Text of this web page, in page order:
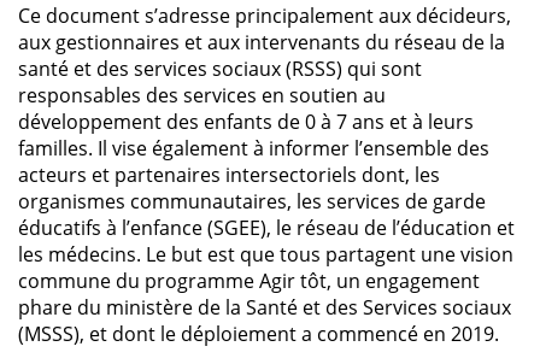
Ce document s’adresse principalement aux décideurs,
aux gestionnaires et aux intervenants du réseau de la
santé et des services sociaux (RSSS) qui sont
responsables des services en soutien au
développement des enfants de 0 à 7 ans et à leurs
familles. Il vise également à informer l’ensemble des
acteurs et partenaires intersectoriels dont, les
organismes communautaires, les services de garde
éducatifs à l’enfance (SGEE), le réseau de l’éducation et
les médecins. Le but est que tous partagent une vision
commune du programme Agir tôt, un engagement
phare du ministère de la Santé et des Services sociaux
(MSSS), et dont le déploiement a commencé en 2019.